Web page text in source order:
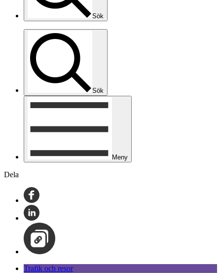
Sök
Sök
Meny
Dela
Trafik och resor